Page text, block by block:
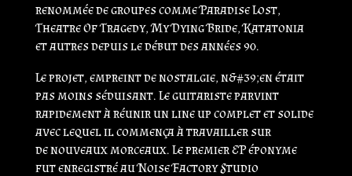
renommée de groupes comme Paradise Lost,
Theatre Of Tragedy, My Dying Bride, Katatonia
et autres depuis le début des années 90.
Le projet, empreint de nostalgie, n&#39;en était
pas moins séduisant. Le guitariste parvint
rapidement à réunir un line up complet et solide
avec lequel il commença à travailler sur
de nouveaux morceaux. Le premier EP éponyme
fut enregistré au Noise Factory Studio